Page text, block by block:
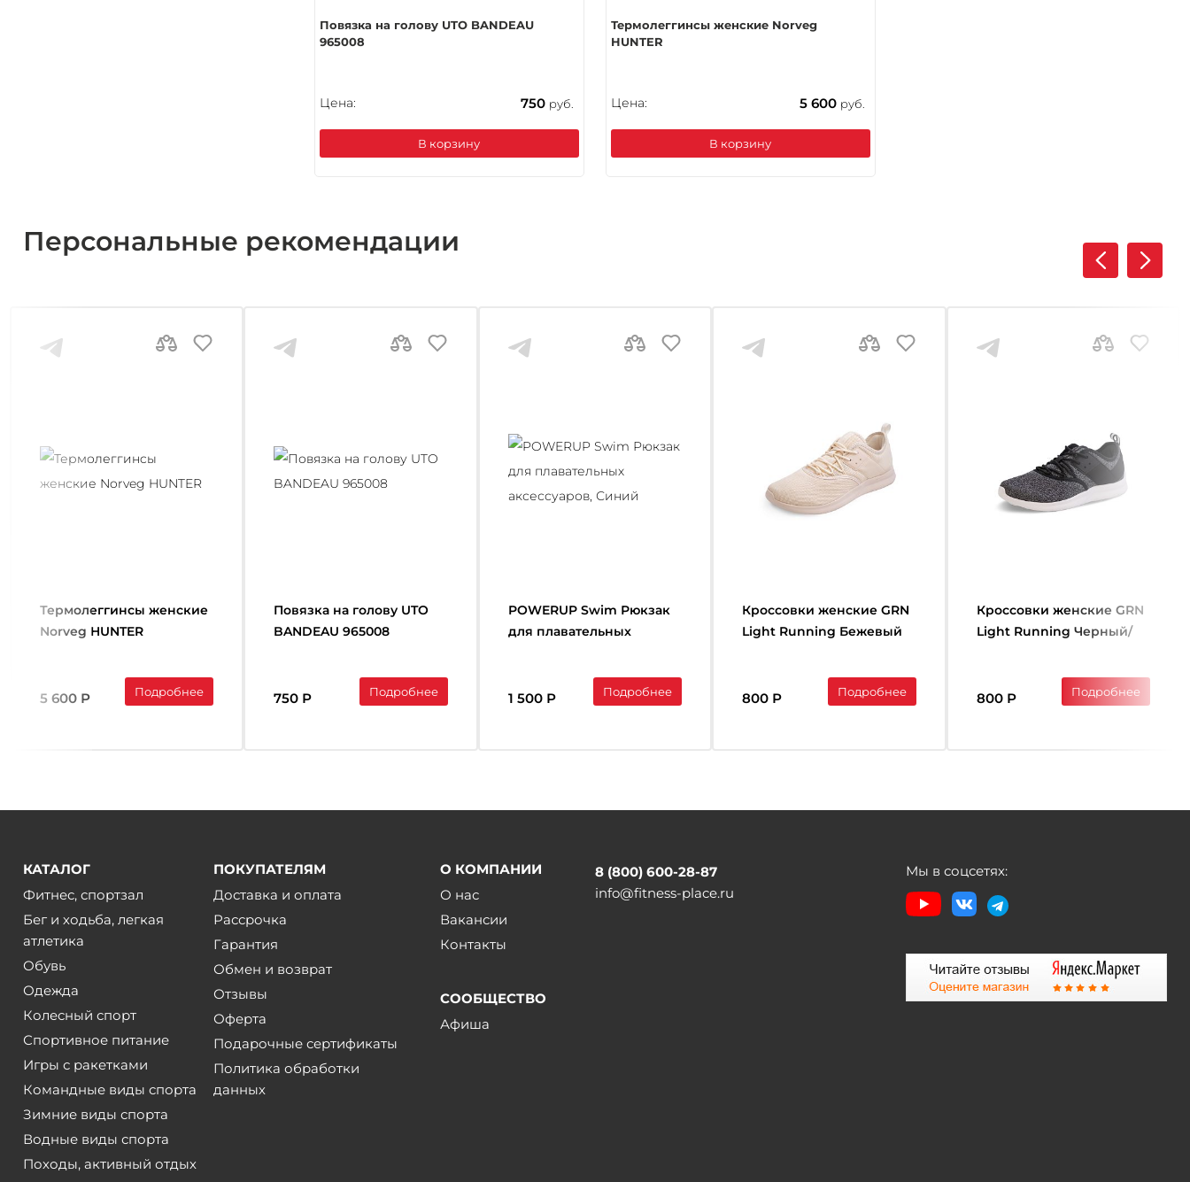
Повязка на голову UTO BANDEAU
965008
Цена: 750 руб.
В корзину
Термолеггинcы женские Norveg
HUNTER
Цена: 5 600 руб.
В корзину
Персональные рекомендации
Термолеггинcы женские
Norveg HUNTER
5 600 Р Подробнее
Повязка на голову UTO
BANDEAU 965008
750 Р Подробнее
POWERUP Swim Рюкзак
для плавательных
1 500 Р Подробнее
Кроссовки женские GRN
Light Running Бежевый
800 Р Подробнее
Кроссовки женские GRN
Light Running Черный/
800 Р Подробнее
КАТАЛОГ
Фитнес, спортзал
Бег и ходьба, легкая
атлетика
Обувь
Одежда
Колесный спорт
Спортивное питание
Игры с ракетками
Командные виды спорта
Зимние виды спорта
Водные виды спорта
Походы, активный отдых
ПОКУПАТЕЛЯМ
Доставка и оплата
Рассрочка
Гарантия
Обмен и возврат
Отзывы
Оферта
Подарочные сертификаты
Политика обработки
данных
О КОМПАНИИ
О нас
Вакансии
Контакты
СООБЩЕСТВО
Афиша
8 (800) 600-28-87
info@fitness-place.ru
Мы в соцсетях: